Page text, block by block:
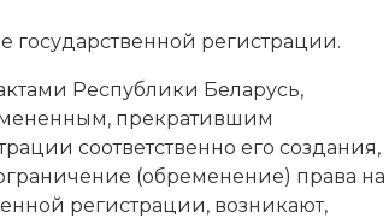
регистрации.
Республики Беларусь,
прекратившим
соответственно его создания,
(обременение) права на
регистрации, возникают,